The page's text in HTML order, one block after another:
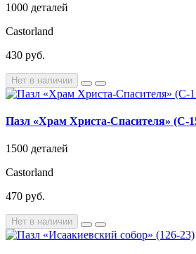
1000 деталей
Castorland
430 руб.
Нет в наличии
Пазл «Храм Христа-Спасителя» (C-
1500 деталей
Castorland
470 руб.
Нет в наличии